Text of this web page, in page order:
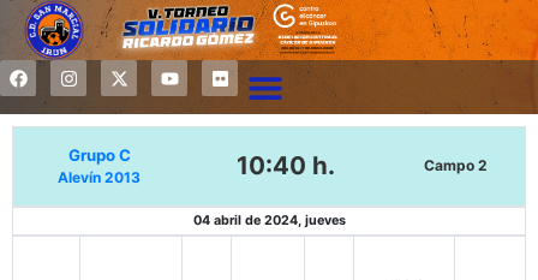
Grupo C
Alevín 2013 10:40 h. Campo 2
04 abril de 2024, jueves